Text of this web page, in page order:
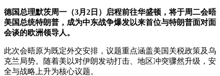
德国总理默茨周一（3月2日）启程前往华盛顿，将于周二会晤
美国总统特朗普，成为中东战争爆发以来首位与特朗普面对面
会谈的欧洲领导人。
此次会晤原为既定外交安排，议题重点涵盖美国关税政策及乌
克兰局势。随着美以对伊朗发动打击、地区冲突骤然升级，安
全与战略上升为核心议题。